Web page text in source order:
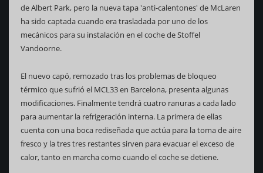
de Albert Park, pero la nueva tapa 'anti-calentones' de McLaren
ha sido captada cuando era trasladada por uno de los
mecánicos para su instalación en el coche de Stoffel
Vandoorne.
El nuevo capó, remozado tras los problemas de bloqueo
térmico que sufrió el MCL33 en Barcelona, presenta algunas
modificaciones. Finalmente tendrá cuatro ranuras a cada lado
para aumentar la refrigeración interna. La primera de ellas
cuenta con una boca rediseñada que actúa para la toma de aire
fresco y la tres tres restantes sirven para evacuar el exceso de
calor, tanto en marcha como cuando el coche se detiene.